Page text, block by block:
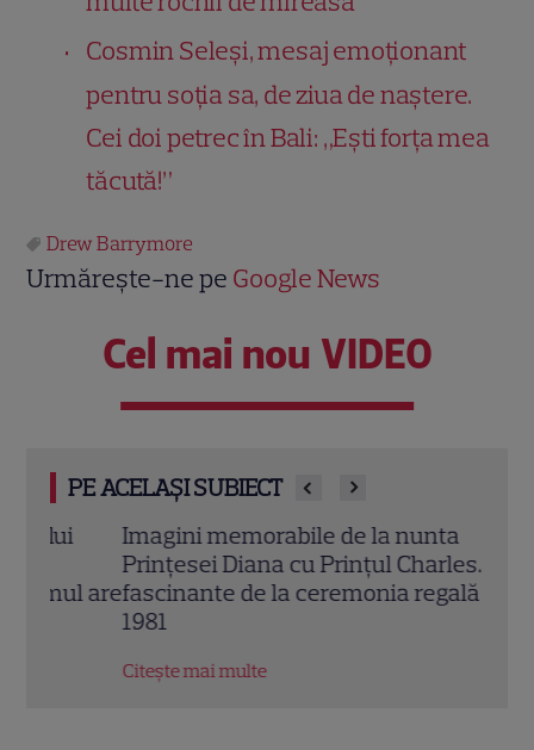
Cosmin Seleși, mesaj emoționant
pentru soția sa, de ziua de naștere.
Cei doi petrec în Bali: „Ești forța mea
tăcută!”
Drew Barrymore
Urmărește-ne pe Google News
Cel mai nou VIDEO
PE ACELAȘI SUBIECT
are
Imagini memorabile de la nunta
Prințesei Diana cu Prințul Charles. Detalii
fascinante de la ceremonia regală din
Citește mai multe